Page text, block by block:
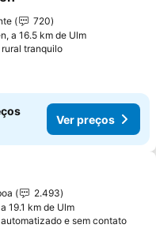
720
a 16.5 km de Ulm
tranquiloVer preços
Ver preços
aos favoritos
2.493
19.1 km de Ulm
e sem contatoVer